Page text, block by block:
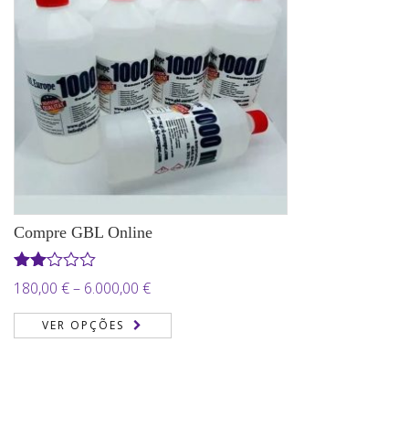
Compre GBL Online
Avaliação
2.00
de 5
180,00 €– 6.000,00 €Price
range:
180,00 €
VER OPÇÕES